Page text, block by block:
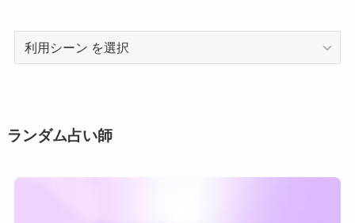
利
用
ン
ランダム占い師